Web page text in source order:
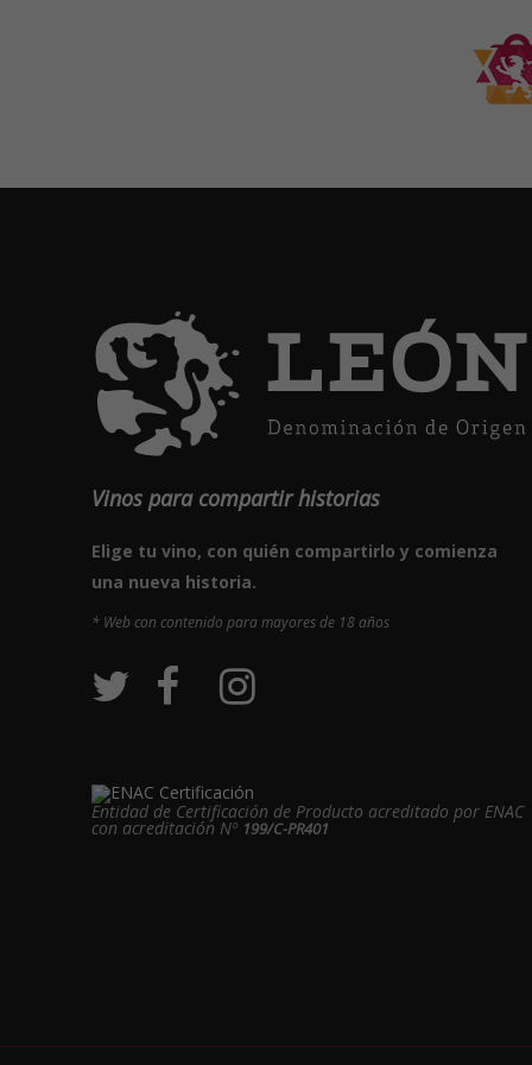
Vinos para compartir historias
Elige tu vino, con quién compartirlo y comienza
una nueva historia.
* Web con contenido para mayores de 18 años
Entidad de Certificación de Producto acreditado por ENAC
con acreditación Nº 199/C-PR401